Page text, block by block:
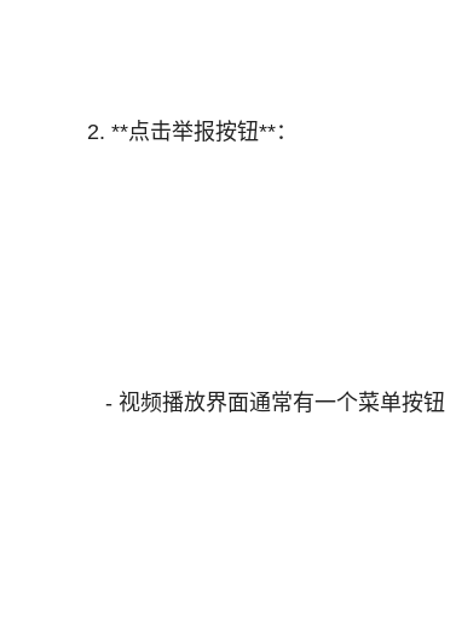
2. **点击举报按钮**：
- 视频播放界面通常有一个菜单按钮